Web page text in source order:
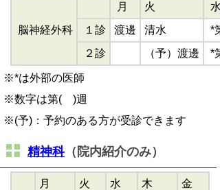
脳神経外科
月 火
水
１診
渡邊 清水
*
２診
（予）渡邊 *
※*は外部の医師
※数字は第( )週
※(予)：予約のある方が受診できます
精神科（院内紹介のみ）
月 火 水 木
金